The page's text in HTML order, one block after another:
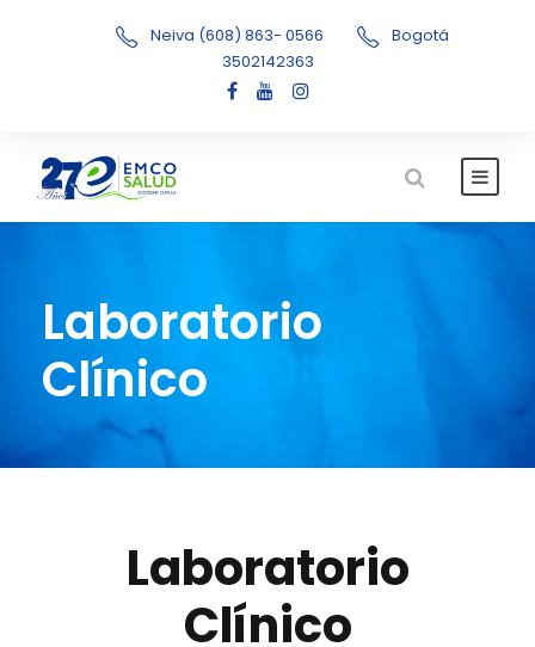
Neiva (608) 863- 0566
Bogotá
3502142363
Laboratorio
Clínico
Laboratorio
Clínico